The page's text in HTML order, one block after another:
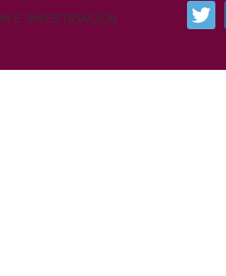
E INVESTIGACIÓN